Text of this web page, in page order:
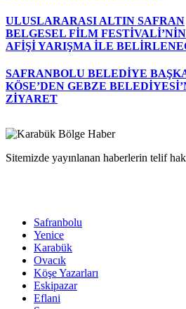
ULUSLARARASI ALTIN SAFRAN
BELGESEL FİLM FESTİVALİ’NİN
AFİŞİ YARIŞMA İLE
SAFRANBOLU BELEDİYE
KÖSE’DEN GEBZE
ZİYARET
Sitemizde yayınlanan haberlerin telif
Safranbolu
Yenice
Karabük
Ovacık
Köşe Yazarları
Eskipazar
Eflani